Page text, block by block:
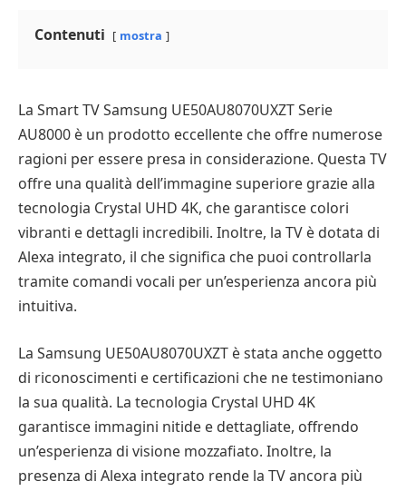
Contenuti mostra
La Smart TV Samsung UE50AU8070UXZT Serie
AU8000 è un prodotto eccellente che offre numerose
ragioni per essere presa in considerazione. Questa TV
offre una qualità dell’immagine superiore grazie alla
tecnologia Crystal UHD 4K, che garantisce colori
vibranti e dettagli incredibili. Inoltre, la TV è dotata di
Alexa integrato, il che significa che puoi controllarla
tramite comandi vocali per un’esperienza ancora più
intuitiva.
La Samsung UE50AU8070UXZT è stata anche oggetto
di riconoscimenti e certificazioni che ne testimoniano
la sua qualità. La tecnologia Crystal UHD 4K
garantisce immagini nitide e dettagliate, offrendo
un’esperienza di visione mozzafiato. Inoltre, la
presenza di Alexa integrato rende la TV ancora più